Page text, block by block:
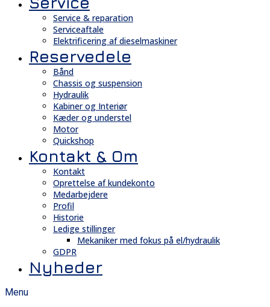
Service & reparation
Serviceaftale
Elektrificering af dieselmaskiner
Reservedele
Bånd
Chassis og suspension
Hydraulik
Kabiner og Interiør
Kæder og understel
Motor
Quickshop
Kontakt & Om
Kontakt
Oprettelse af kundekonto
Medarbejdere
Profil
Historie
Ledige stillinger
Mekaniker med fokus på el/hydraulik
GDPR
Nyheder
Menu